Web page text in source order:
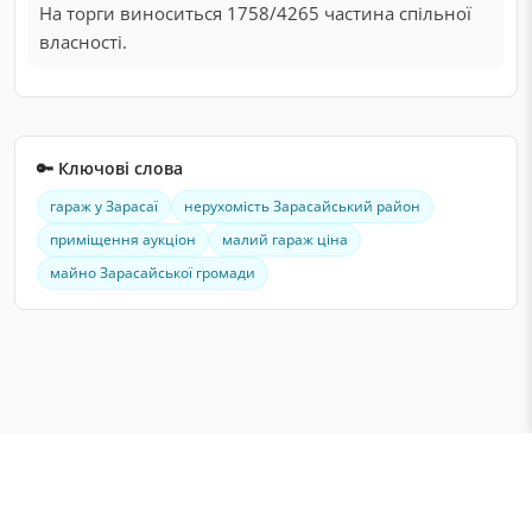
На торги виноситься 1758/4265 частина спільної
власності.
🔑 Ключові слова
гараж у Зарасаї
нерухомість Зарасайський район
приміщення аукціон
малий гараж ціна
майно Зарасайської громади